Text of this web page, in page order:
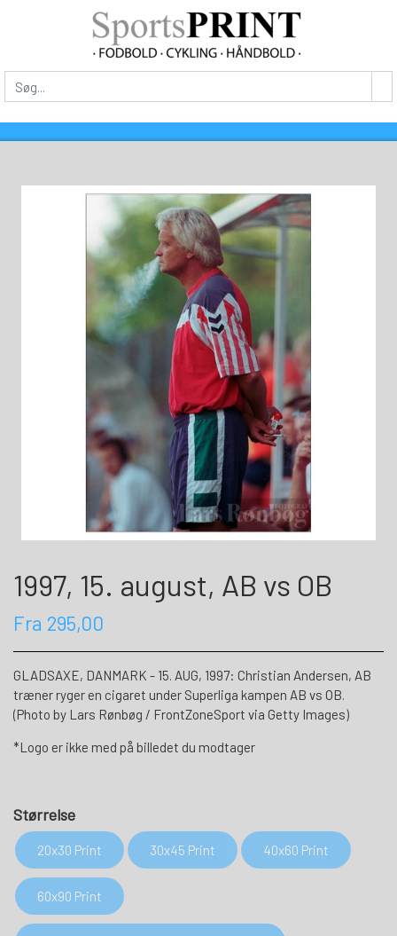
1997, 15. august, AB vs OB
Fra 295,00
GLADSAXE, DANMARK - 15. AUG, 1997: Christian Andersen, AB
træner ryger en cigaret under Superliga kampen AB vs OB.
(Photo by Lars Rønbøg / FrontZoneSport via Getty Images)
*Logo er ikke med på billedet du modtager
Størrelse
20x30 Print 30x45 Print 40x60 Print
60x90 Print